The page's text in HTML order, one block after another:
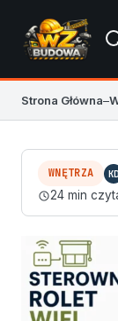
Strona Główna–
WNĘTRZA KD
24 min